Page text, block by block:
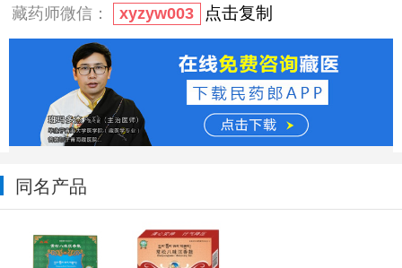
藏药师微信： xyzyw003 点击复制
同名产品